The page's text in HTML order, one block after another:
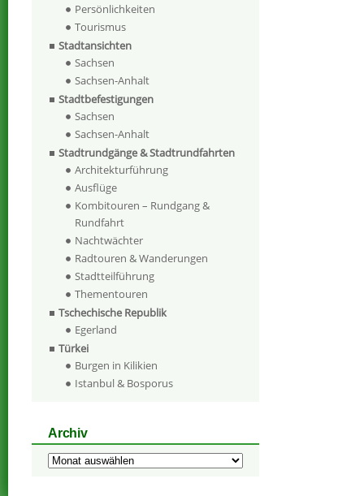
Persönlichkeiten
Tourismus
Stadtansichten
Sachsen
Sachsen-Anhalt
Stadtbefestigungen
Sachsen
Sachsen-Anhalt
Stadtrundgänge & Stadtrundfahrten
Architekturführung
Ausflüge
Kombitouren – Rundgang &
Rundfahrt
Nachtwächter
Radtouren & Wanderungen
Stadtteilführung
Thementouren
Tschechische Republik
Egerland
Türkei
Burgen in Kilikien
Istanbul & Bosporus
Archiv
Archiv